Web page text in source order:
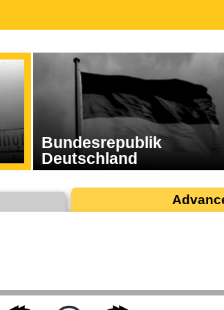
Bundesrepublik
Deutschland